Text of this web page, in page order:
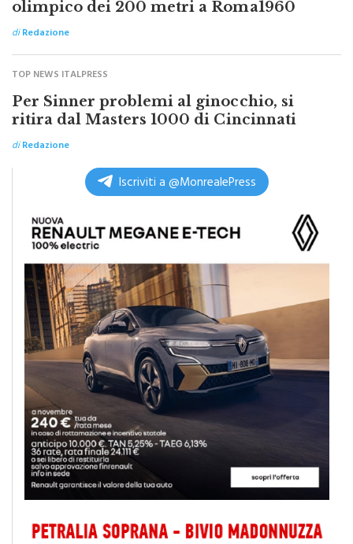
diRedazione
TOP NEWS ITALPRESS
Per Sinner problemi al ginocchio, si
ritira dal Masters 1000 di Cincinnati
diRedazione
Iscriviti a @MonrealePress